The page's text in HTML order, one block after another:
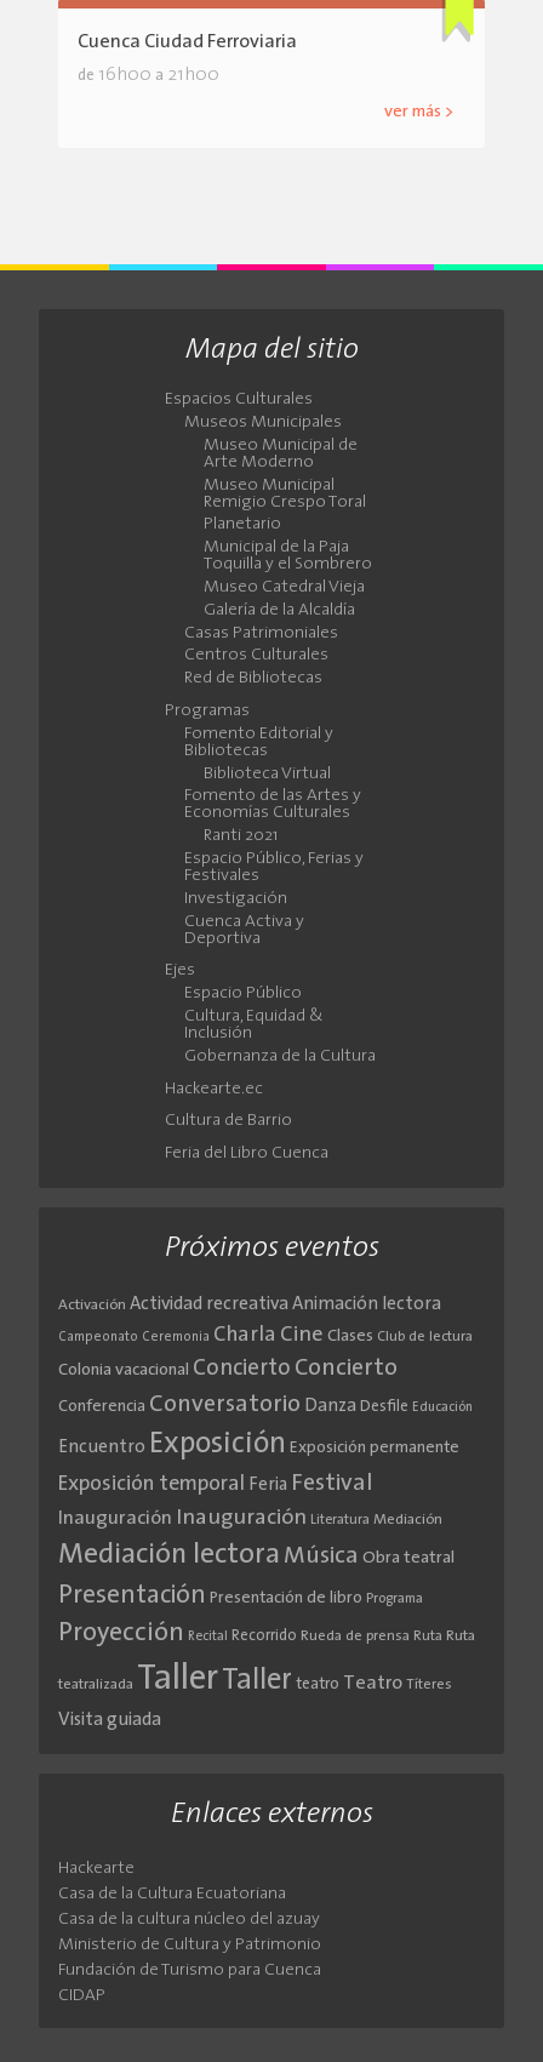
Cuenca Ciudad Ferroviaria
de 16h00 a 21h00
ver más >
Mapa del sitio
Espacios Culturales
Museos Municipales
Museo Municipal de
Arte Moderno
Museo Municipal
Remigio Crespo Toral
Planetario
Municipal de la Paja
Toquilla y el Sombrero
Museo Catedral Vieja
Galería de la Alcaldía
Casas Patrimoniales
Centros Culturales
Red de Bibliotecas
Programas
Fomento Editorial y
Bibliotecas
Biblioteca Virtual
Fomento de las Artes y
Economías Culturales
Ranti 2021
Espacio Público, Ferias y
Festivales
Investigación
Cuenca Activa y
Deportiva
Ejes
Espacio Público
Cultura, Equidad &
Inclusión
Gobernanza de la Cultura
Hackearte.ec
Cultura de Barrio
Feria del Libro Cuenca
Próximos eventos
Activación Actividad recreativa Animación lectora
Campeonato Ceremonia Charla Cine Clases Club de lectura
Colonia vacacional Concierto Concierto
Conferencia Conversatorio Danza Desfile Educación
Encuentro Exposición Exposición permanente
Exposición temporal Feria Festival
Inauguración Inauguración Literatura Mediación
Mediación lectora Música Obra teatral
Presentación Presentación de libro Programa
Proyección Recital Recorrido Rueda de prensa Ruta Ruta
teatralizada TallerTaller teatro Teatro Títeres
Visita guiada
Enlaces externos
Hackearte
Casa de la Cultura Ecuatoriana
Casa de la cultura núcleo del azuay
Ministerio de Cultura y Patrimonio
Fundación de Turismo para Cuenca
CIDAP